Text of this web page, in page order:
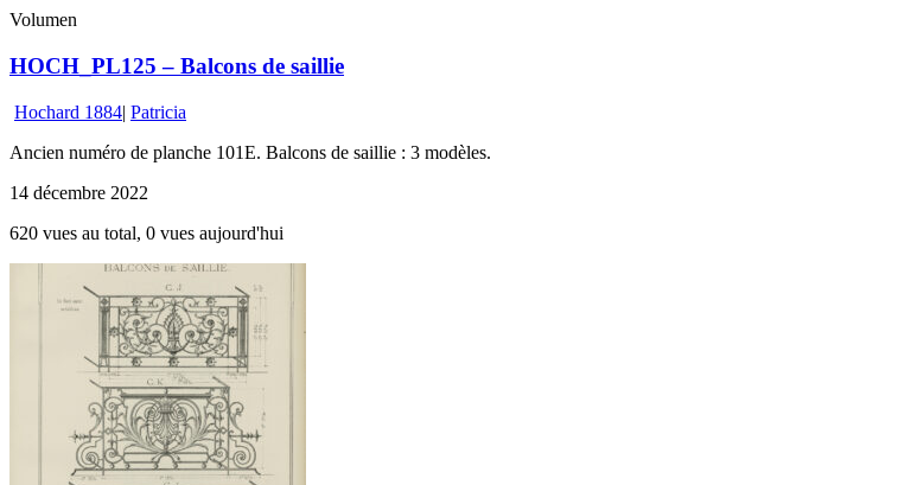
Volumen
HOCH_PL125 – Balcons de saillie
Hochard 1884| Patricia
Ancien numéro de planche 101E. Balcons de saillie : 3 modèles.
14 décembre 2022
620 vues au total, 0 vues aujourd'hui